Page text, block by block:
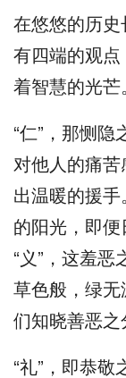
在悠悠的历史
有四端的观
着智慧的光芒
“仁”，那恻
对他人的痛
出温暖的援
的阳光，即便
“义”，这羞
草色般，绿
们知晓善恶之
“礼”，即恭